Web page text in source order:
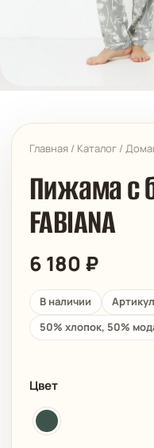
Главная / Каталог /
Пижама с
FABIANA
6 180 ₽
В наличии
50% хлопок, 50%
Цвет